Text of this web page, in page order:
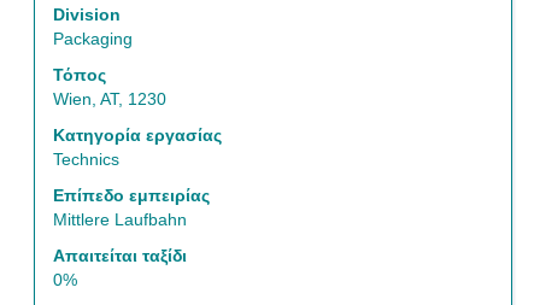
Division
Packaging
Τόπος
Wien, AT, 1230
Κατηγορία εργασίας
Technics
Επίπεδο εμπειρίας
Mittlere Laufbahn
Απαιτείται ταξίδι
0%
να
δείτε
πλήρη
περιεχόμενα
των
στοιχείων